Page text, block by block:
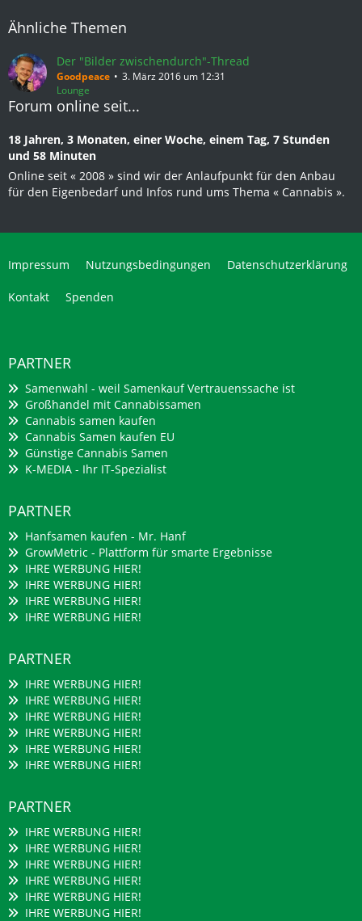
Ähnliche Themen
Der "Bilder zwischendurch"-Thread
Goodpeace
3. März 2016 um 12:31
Lounge
Forum online seit...
18 Jahren, 3 Monaten, einer Woche, einem Tag, 7 Stunden
und 58 Minuten
Online seit « 2008 » sind wir der Anlaufpunkt für den Anbau
für den Eigenbedarf und Infos rund ums Thema « Cannabis ».
Impressum Nutzungsbedingungen Datenschutzerklärung
Kontakt Spenden
PARTNER
Samenwahl - weil Samenkauf Vertrauenssache ist
Großhandel mit Cannabissamen
Cannabis samen kaufen
Cannabis Samen kaufen EU
Günstige Cannabis Samen
K-MEDIA - Ihr IT-Spezialist
PARTNER
Hanfsamen kaufen - Mr. Hanf
GrowMetric - Plattform für smarte Ergebnisse
IHRE WERBUNG HIER!
IHRE WERBUNG HIER!
IHRE WERBUNG HIER!
IHRE WERBUNG HIER!
PARTNER
IHRE WERBUNG HIER!
IHRE WERBUNG HIER!
IHRE WERBUNG HIER!
IHRE WERBUNG HIER!
IHRE WERBUNG HIER!
IHRE WERBUNG HIER!
PARTNER
IHRE WERBUNG HIER!
IHRE WERBUNG HIER!
IHRE WERBUNG HIER!
IHRE WERBUNG HIER!
IHRE WERBUNG HIER!
IHRE WERBUNG HIER!